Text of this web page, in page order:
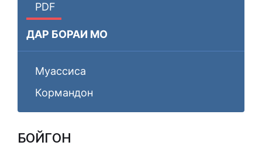
PDF
ДАР БОРАИ МО
Муассиса
Кормандон
БОЙГОНӢ